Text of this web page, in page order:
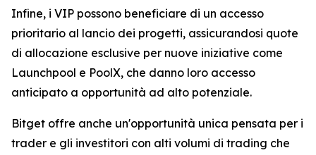
Infine, i VIP possono beneficiare di un accesso
prioritario al lancio dei progetti, assicurandosi quote
di allocazione esclusive per nuove iniziative come
Launchpool e PoolX, che danno loro accesso
anticipato a opportunità ad alto potenziale.
Bitget offre anche un'opportunità unica pensata per i
trader e gli investitori con alti volumi di trading che